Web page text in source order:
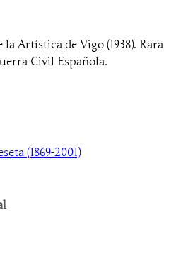
Artística de Vigo (1938). Rara
Civil Española.
(1869-2001)